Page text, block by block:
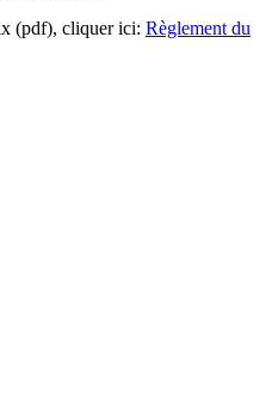
(pdf), cliquer ici: Règlement du